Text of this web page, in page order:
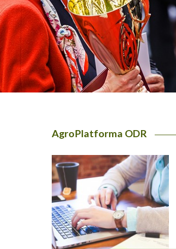
AgroPlatforma ODR